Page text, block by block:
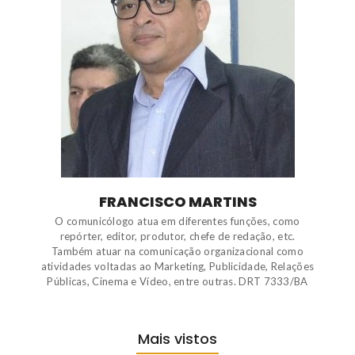
FRANCISCO MARTINS
O comunicólogo atua em diferentes funções, como
repórter, editor, produtor, chefe de redação, etc.
Também atuar na comunicação organizacional como
atividades voltadas ao Marketing, Publicidade, Relações
Públicas, Cinema e Vídeo, entre outras. DRT 7333/BA
Mais vistos